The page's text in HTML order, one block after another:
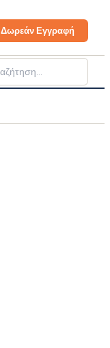
Δωρεάν Εγγραφή